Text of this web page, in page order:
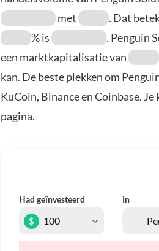
met
. Dat
% is
. Penguin
een marktkapitalisatie van
kan. De beste plekken om
KuCoin, Binance en Coinbase.
pagina.
Had geïnvesteerd In
$